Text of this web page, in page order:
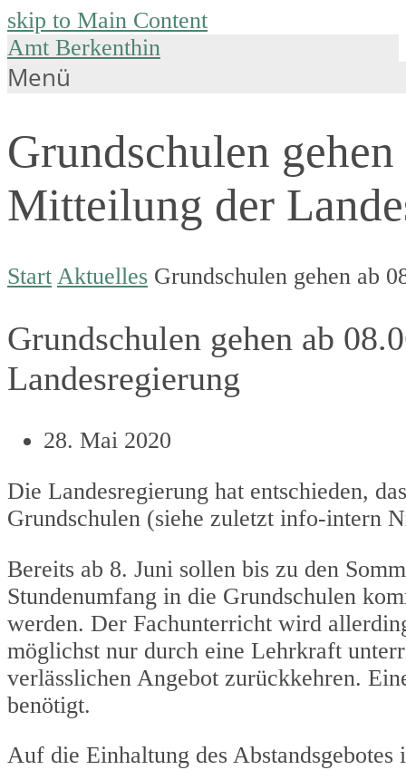
skip to Main Content
Amt Berkenthin
Menü
Grundschulen
Mitteilung der
Start Aktuelles Grundschulen gehen ab
Grundschulen gehen ab
Landesregierung
28. Mai 2020
Die Landesregierung hat entschieden,
Grundschulen (siehe zuletzt info-intern
Bereits ab 8. Juni sollen bis zu den
Stundenumfang in die Grundschulen
werden. Der Fachunterricht wird
möglichst nur durch eine Lehrkraft
verlässlichen Angebot zurückkehren.
benötigt.
Auf die Einhaltung des